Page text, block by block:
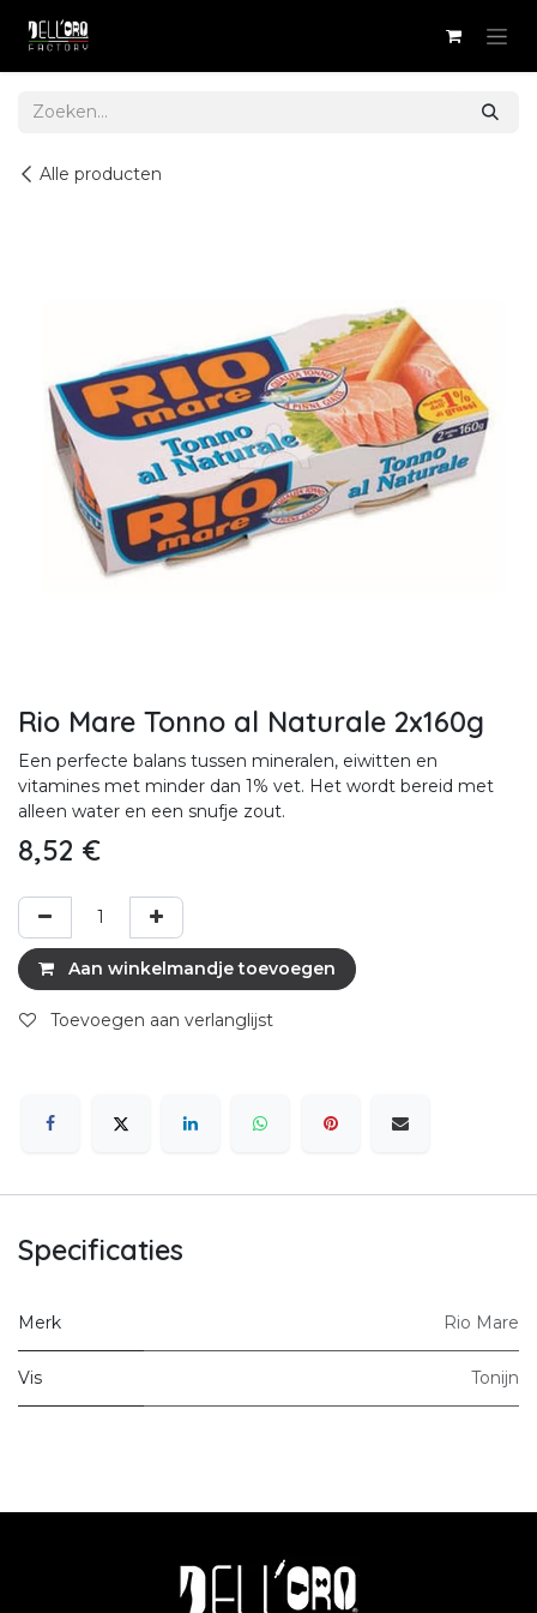
Alle producten
Rio Mare Tonno al Naturale 2x160g
Een perfecte balans tussen mineralen, eiwitten en
vitamines met minder dan 1% vet. Het wordt bereid met
alleen water en een snufje zout.
8,52 €
Aan winkelmandje toevoegen
Toevoegen aan verlanglijst
Specificaties
Merk Rio Mare
Vis Tonijn